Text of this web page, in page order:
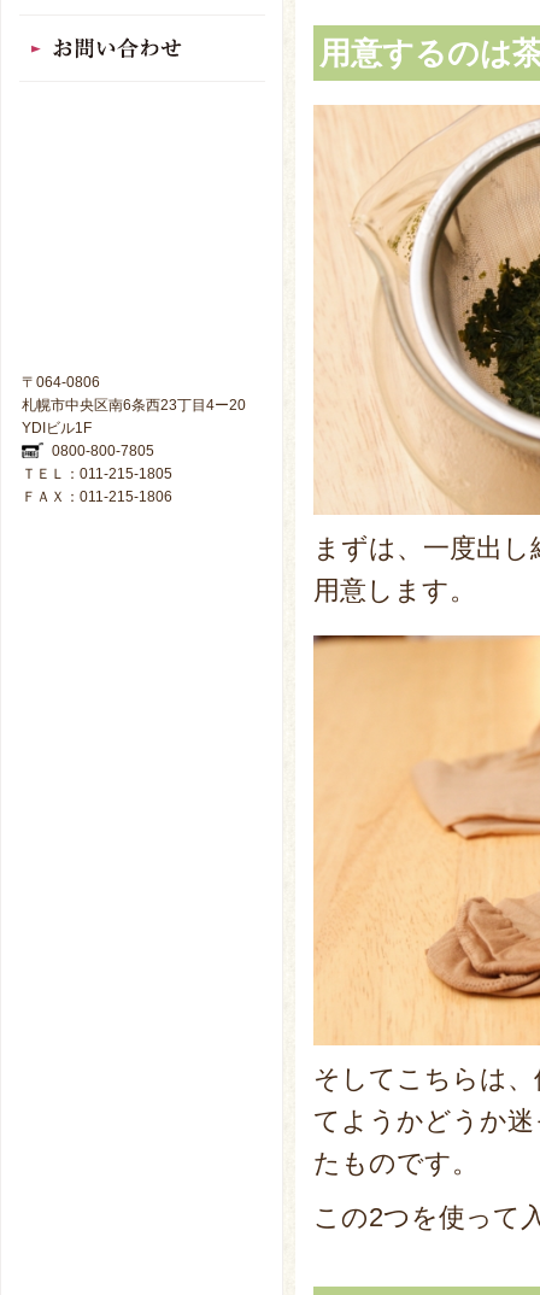
用意するのは
まずは、一度出
用意します。
そしてこちらは
てようかどうか
たものです。
この2つを使って
〒064-0806
札幌市中央区南6条西23丁目4ー20
YDIビル1F
0800-800-7805
ＴＥＬ：011-215-1805
ＦＡＸ：011-215-1806